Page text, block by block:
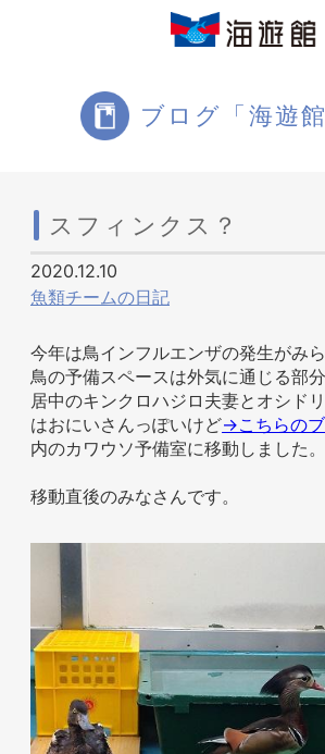
ブログ「海遊館
スフィンクス？
2020.12.10
魚類チームの日記
今年は鳥インフルエンザの発生がみ
鳥の予備スペースは外気に通じる部
居中のキンクロハジロ夫妻とオシド
はおにいさんっぽいけど→こちらの
内のカワウソ予備室に移動しました。
移動直後のみなさんです。
生き